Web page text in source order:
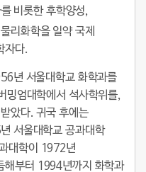
비롯한 후학양성,
리화학을 일약 국제
자다.
년 서울대학교 화학과를
밍엄대학에서 석사학위를,
았다. 귀국 후에는
서울대학교 공과대학
대학이 1972년
해부터 1994년까지 화학과